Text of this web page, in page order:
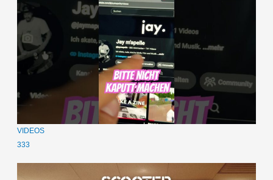
VIDEOS
333